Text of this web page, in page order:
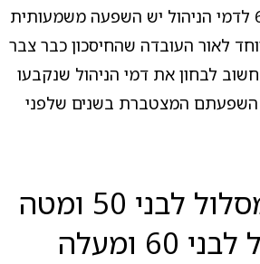
במסלול לבני 50 - 60 לדמי הניהול יש השפעה משמעותית
לאור העובדה שהחיסכון כבר צבר
לבחון את דמי הניהול שנקבעו
השפעתם המצטברת בשנים שלפני
השוואה למסלול לבני 50 ומטה
60 ומעלה